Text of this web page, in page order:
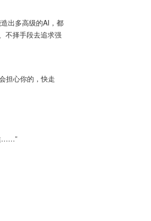
出多高级的AI，都
不择手段去追求强
担心你的，快走
……”